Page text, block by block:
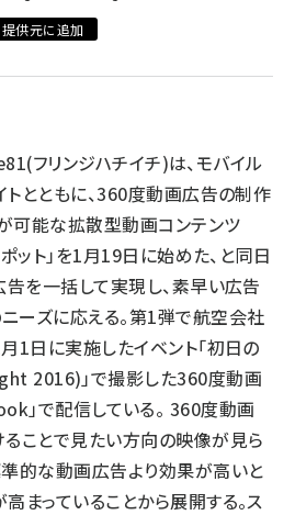
供元に追加
フリンジハチイチ)は、モバイル
トとともに、360度動画広告の制作
可能な拡散型動画コンテンツ
ット」を1月19日に始めた、と同日
を一括して実現し、素早い広告
ーズに応える。第1弾で航空会社
1日に実施したイベント「初日の
2016)」で撮影した360度動画
」で配信している。 360度動画
ることで見たい方向の映像が見ら
準的な動画広告より効果が高いと
まっていることから展開する。ス